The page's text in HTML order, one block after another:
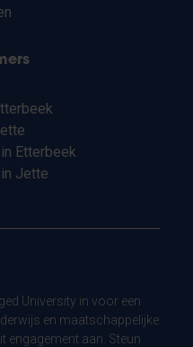
Etterbeek
Jette
University in voor een
en maatschappelijke
engagement aan. Steun